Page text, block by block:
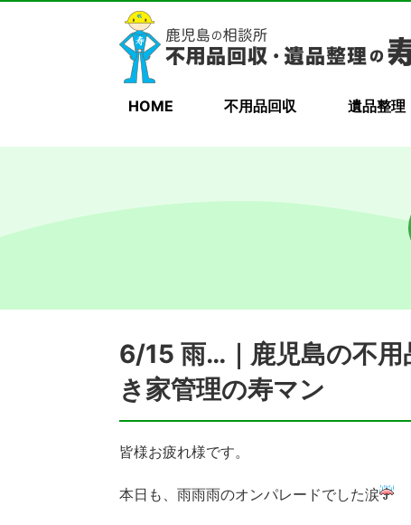
HOME 不用品回収 遺品整理
6/15 雨…｜鹿児島の不用
き家管理の寿マン
皆様お疲れ様です。
本日も、雨雨雨のオンパレードでした涙